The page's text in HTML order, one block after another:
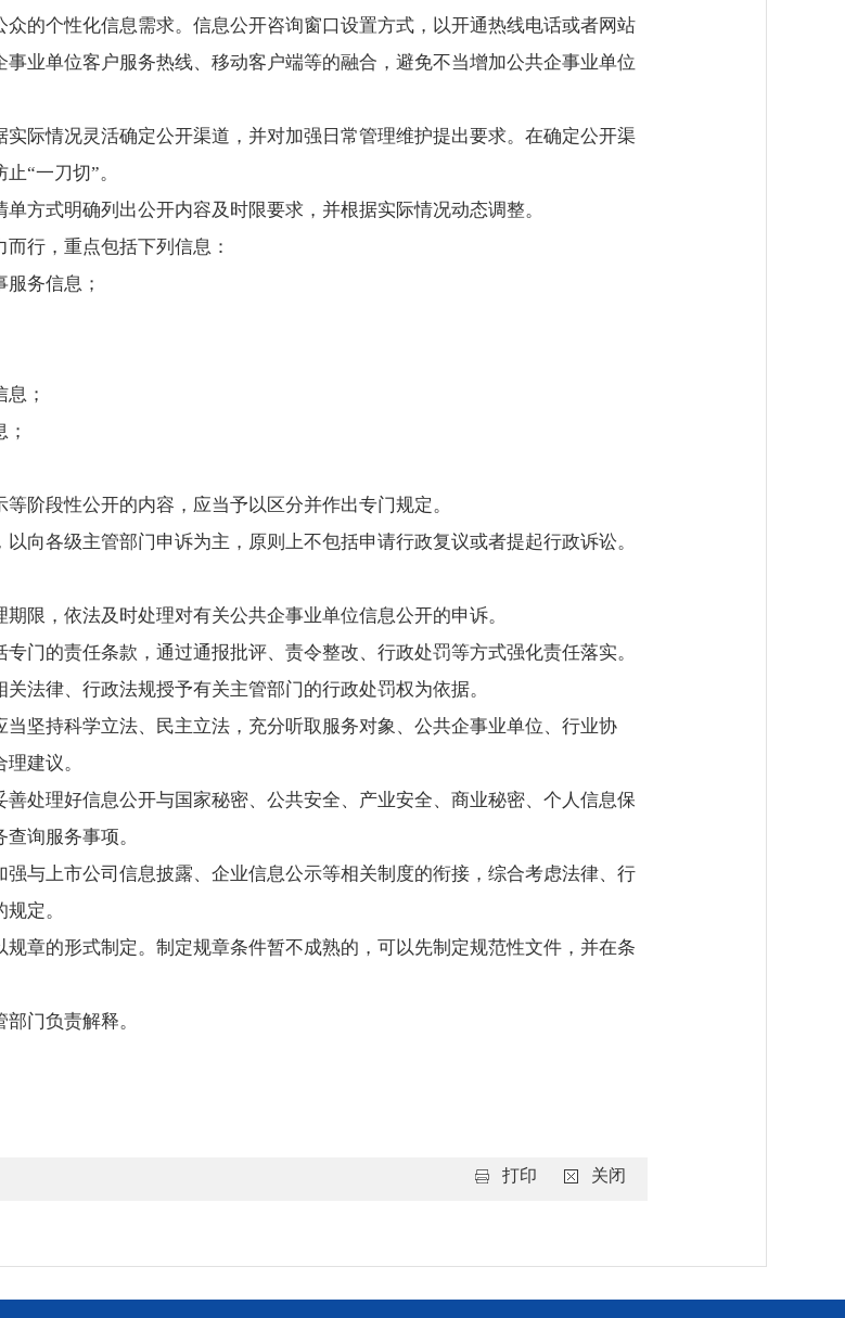
的个性化信息需求。信息公开咨询窗口设置方式，以开通热线电话或者网站
业单位客户服务热线、移动客户端等的融合，避免不当增加公共企事业单位
际情况灵活确定公开渠道，并对加强日常管理维护提出要求。在确定公开渠
“一刀切”。
方式明确列出公开内容及时限要求，并根据实际情况动态调整。
行，重点包括下列信息：
务信息；
；
阶段性公开的内容，应当予以区分并作出专门规定。
向各级主管部门申诉为主，原则上不包括申请行政复议或者提起行政诉讼。
限，依法及时处理对有关公共企事业单位信息公开的申诉。
门的责任条款，通过通报批评、责令整改、行政处罚等方式强化责任落实。
法律、行政法规授予有关主管部门的行政处罚权为依据。
坚持科学立法、民主立法，充分听取服务对象、公共企事业单位、行业协
建议。
处理好信息公开与国家秘密、公共安全、产业安全、商业秘密、个人信息保
询服务事项。
与上市公司信息披露、企业信息公示等相关制度的衔接，综合考虑法律、行
定。
章的形式制定。制定规章条件暂不成熟的，可以先制定规范性文件，并在条
门负责解释。
打印 关闭